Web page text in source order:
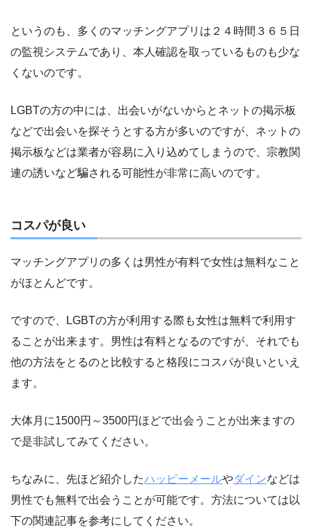
というのも、多くのマッチングアプリは２４時間３６５日
の監視システムであり、本人確認を取っているものも少な
くないのです。
LGBTの方の中には、出会いがないからとネットの掲示板
などで出会いを探そうとする方が多いのですが、ネットの
掲示板などは業者が容易に入り込めてしまうので、宗教関
連の誘いなど騙される可能性が非常に高いのです。
コスパが良い
マッチングアプリの多くは男性が有料で女性は無料なこと
がほとんどです。
ですので、LGBTの方が利用する際も女性は無料で利用す
ることが出来ます。男性は有料となるのですが、それでも
他の方法をとるのと比較すると格段にコスパが良いといえ
ます。
大体月に1500円～3500円ほどで出会うことが出来ますの
で是非試してみてください。
ちなみに、先ほど紹介したハッピーメールやダインなどは
男性でも無料で出会うことが可能です。方法については以
下の関連記事を参考にしてください。